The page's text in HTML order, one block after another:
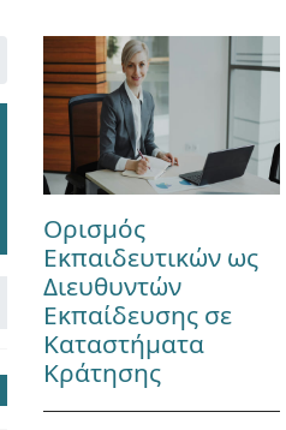
Ορισμός
Εκπαιδευτικών ως
Διευθυντών
Εκπαίδευσης σε
Καταστήματα
Κράτησης